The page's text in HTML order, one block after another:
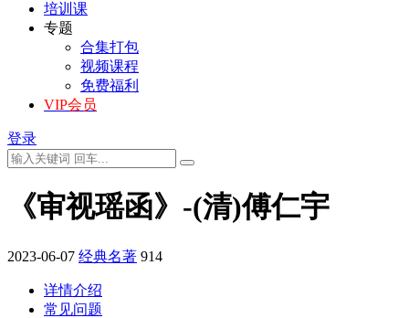
培训课
专题
合集打包
视频课程
免费福利
VIP会员
登录
《审视瑶函》-(清)傅仁宇
2023-06-07 经典名著 914
详情介绍
常见问题